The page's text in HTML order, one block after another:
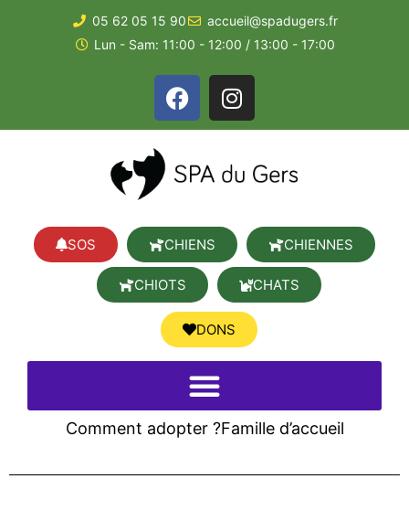
05 62 05 15 90
accueil@spadugers.fr
Lun - Sam: 11:00 - 12:00 / 13:00 - 17:00
SOS CHIENS CHIENNES
CHIOTS CHATS
DONS
Comment adopter ?Famille d’accueil